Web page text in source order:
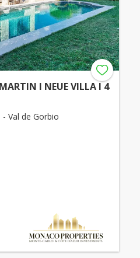
I NEUE VILLA I 4
Val de Gorbio